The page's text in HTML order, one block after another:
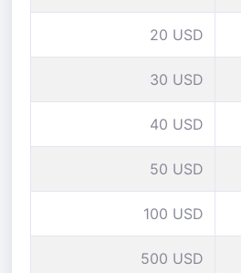
20 USD
30 USD
40 USD
50 USD
100 USD
500 USD